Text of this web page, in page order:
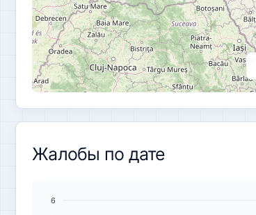
Жалобы по дате
6